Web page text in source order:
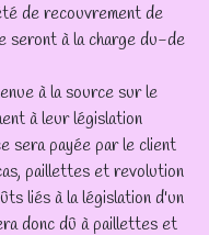
de recouvrement de
seront à la charge du-de
à la source sur le
à leur législation
sera payée par le client
paillettes et revolution
liés à la législation d'un
donc dû à paillettes et